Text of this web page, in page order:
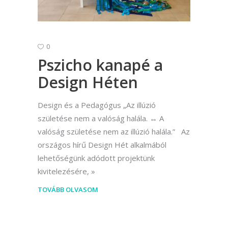
0
Pszicho kanapé a
Design Héten
Design és a Pedagógus „Az illúzió
születése nem a valóság halála. ↔ A
valóság születése nem az illúzió halála.” Az
országos hírű Design Hét alkalmából
lehetőségünk adódott projektünk
kivitelezésére,
TOVÁBB OLVASOM